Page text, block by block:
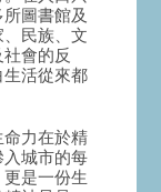
圖書館及
民族、文
會的反
活從來都
力在於精
城市的每
是一份生